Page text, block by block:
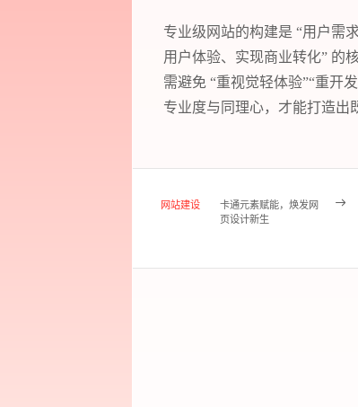
专业级网站的构建是 “用户需
用户体验、实现商业转化” 的
需避免 “重视觉轻体验”“重开
专业度与同理心，才能打造出
网站建设
卡通元素赋能，焕发网
页设计新生